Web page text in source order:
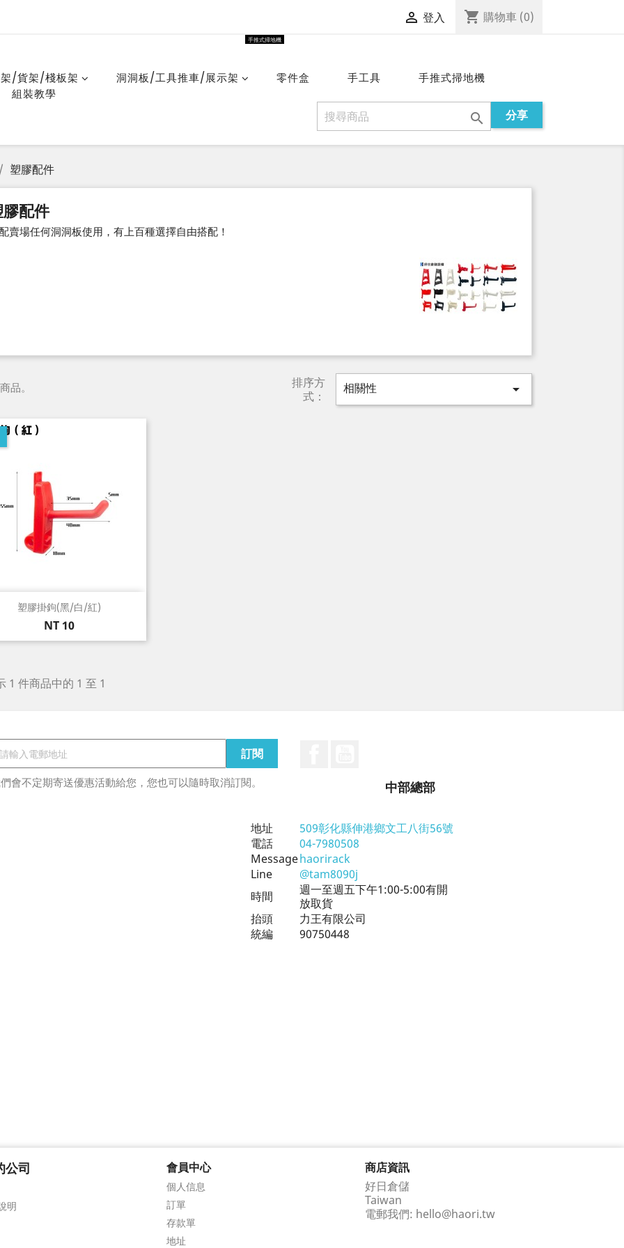
 登入 shopping_cart 購物車 (0)
/貨架/棧板架 洞洞板/工具推車/展示架 零件盒 手工具 手推式掃地機
手推式掃地機
組裝教學
分享

塑膠配件
配件
賣場任何洞洞板使用，有上百種選擇自由搭配！
品。
排序方
式：
相關性 
塑膠掛鉤(黑/白/紅)
價
格
NT 10
快速查看
1 件商品中的 1 至 1
會不定期寄送優惠活動給您，您也可以隨時取消訂閱。 中部總部
地址
509彰化縣伸港鄉文工八街56號
電話
04-7980508
Messagehaorirack
Line
@tam8090j
時間
週一至週五下午1:00-5:00有開
放取貨
抬頭
力王有限公司
統編
90750448
公司
明
會員中心
個人信息
訂單
存款單
地址
商店資訊
好日倉儲
Taiwan
電郵我們: hello@haori.tw